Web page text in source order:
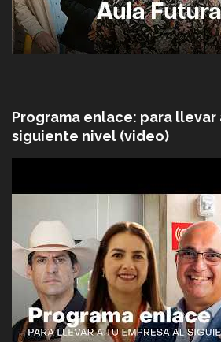
Programa enlace: para llevar
siguiente nivel (video)